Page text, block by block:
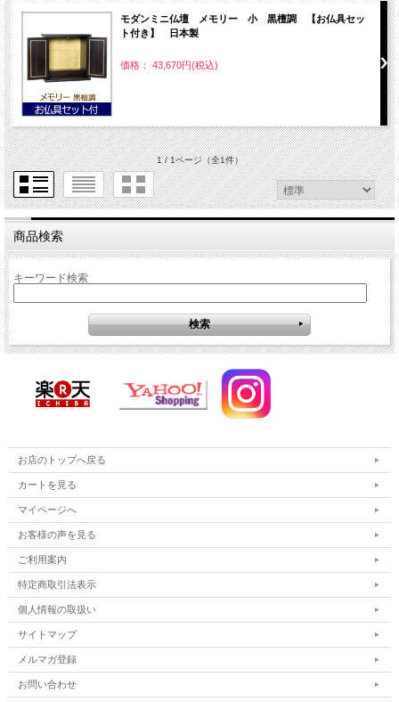
モダンミニ仏壇 メモリー 小 黒檀調 【お仏具セッ
ト付き】 日本製
価格： 43,670円(税込)
1 / 1ページ（全1件）
商品検索
キーワード検索
お店のトップへ戻る
カートを見る
マイページへ
お客様の声を見る
ご利用案内
特定商取引法表示
個人情報の取扱い
サイトマップ
メルマガ登録
お問い合わせ